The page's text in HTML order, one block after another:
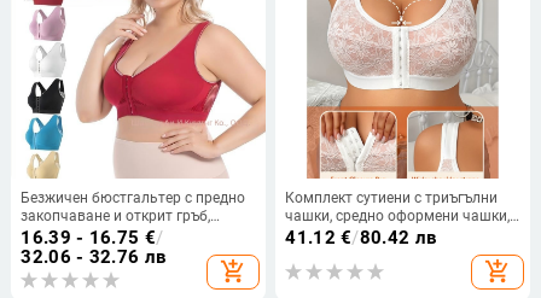
Безжичен бюстгальтер с предно
закопчаване и открит гръб,
дишащ и удобен; чашка 3/4 с
чаши от спондж; основна
материя: нейлон с 50–70%
еластан; подплата: еластан 30–
16.39 - 16.75 €/
32.06 - 32.76 лв
add_shopping_cart
Комплект сутиени с триъгълни
чашки, средно оформени чашки,
акрилна основна материя,
41.12 €/80.42 лв
add_shopping_cart